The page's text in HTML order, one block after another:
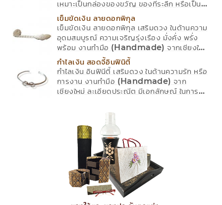
เหมาะเป็นกล่องของขวัญ ของที่ระลึก หรือเป็นก
ล่องอเนกประสงค์ มีให้เลือก หลายสี
เข็มขัดเงิน ลายดอกพิกุล
เข็มขัดเงิน ลายดอกพิกุล เสริมดวง ในด้านความ
อุดมสมบูรณ์ ความเจริญรุ่งเรือง มั่งคั่ง พรั่ง
พร้อม งานทำมือ (Handmade) จากเชียงใหม่
ละเอียดประณีต มีเอกลักษณ์ ในการดีไซน์ ให้
ความเป็นธรรมชาติ อ่อนโยน เวลาสมใส่ ยาว 38
นิ้ว กว้าง 2 ซม. มีใบการันตีสินต้า
กำไลเงิน สอดจี้อินฟินิตี้
กำไลเงิน อินฟินีตี้ เสริมดวง ในด้านความรัก หรือ
การงาน งานทำมือ (Handmade) จาก
เชียงใหม่ ละเอียดประณีต มีเอกลักษณ์ ในการ
รอบแขน 5.5"-7.5" มีใบการันตีสินต้า